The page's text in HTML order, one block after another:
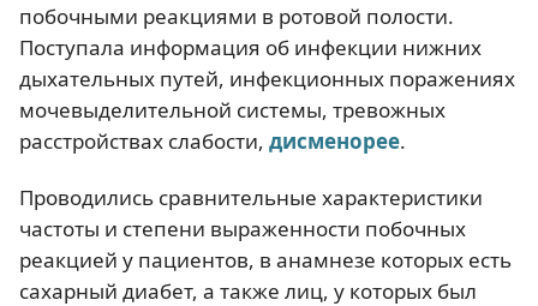
побочными реакциями в ротовой полости.
Поступала информация об инфекции нижних
дыхательных путей, инфекционных поражениях
мочевыделительной системы, тревожных
расстройствах слабости, дисменорее.
Проводились сравнительные характеристики
частоты и степени выраженности побочных
реакцией у пациентов, в анамнезе которых есть
сахарный диабет, а также лиц, у которых был